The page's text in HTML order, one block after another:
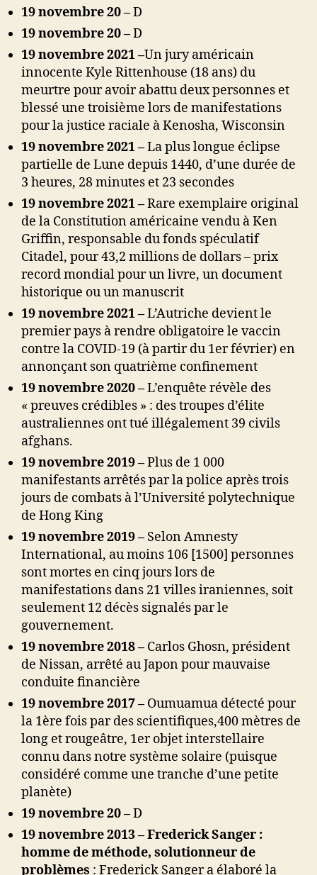
19 novembre 20 –D
19 novembre 20 –D
19 novembre 2021 –Un jury américain
innocente Kyle Rittenhouse (18 ans) du
meurtre pour avoir abattu deux personnes et
blessé une troisième lors de manifestations
pour la justice raciale à Kenosha, Wisconsin
19 novembre 2021 –La plus longue éclipse
partielle de Lune depuis 1440, d’une durée de
3 heures, 28 minutes et 23 secondes
19 novembre 2021 –Rare exemplaire original
de la Constitution américaine vendu à Ken
Griffin, responsable du fonds spéculatif
Citadel, pour 43,2 millions de dollars – prix
record mondial pour un livre, un document
historique ou un manuscrit
19 novembre 2021 –L’Autriche devient le
premier pays à rendre obligatoire le vaccin
contre la COVID-19 (à partir du 1er février) en
annonçant son quatrième confinement
19 novembre 2020 –L’enquête révèle des
« preuves crédibles » : des troupes d’élite
australiennes ont tué illégalement 39 civils
afghans.
19 novembre 2019 –Plus de 1 000
manifestants arrêtés par la police après trois
jours de combats à l’Université polytechnique
de Hong King
19 novembre 2019 – Selon Amnesty
International, au moins 106 [1500] personnes
sont mortes en cinq jours lors de
manifestations dans 21 villes iraniennes, soit
seulement 12 décès signalés par le
gouvernement.
19 novembre 2018 – Carlos Ghosn, président
de Nissan, arrêté au Japon pour mauvaise
conduite financière
19 novembre 2017 – Oumuamua détecté pour
la 1ère fois par des scientifiques,400 mètres de
long et rougeâtre, 1er objet interstellaire
connu dans notre système solaire (puisque
considéré comme une tranche d’une petite
planète)
19 novembre 20 –D
19 novembre 2013 – Frederick Sanger :
homme de méthode, solutionneur de
problèmes : Frederick Sanger a élaboré la